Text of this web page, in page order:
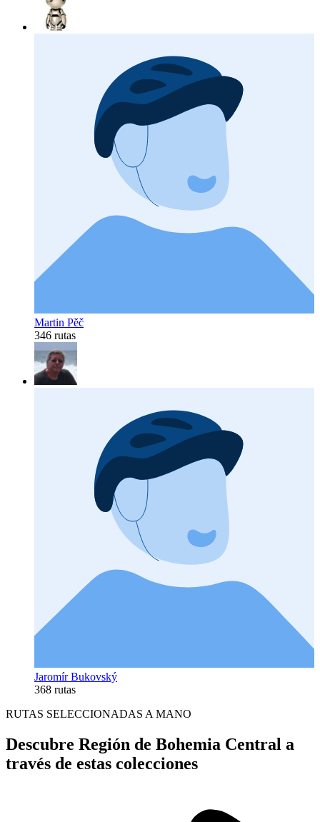
Martin Pěč
346 rutas
Jaromír Bukovský
368 rutas
RUTAS SELECCIONADAS A MANO
Descubre Región de Bohemia Central a
través de estas colecciones